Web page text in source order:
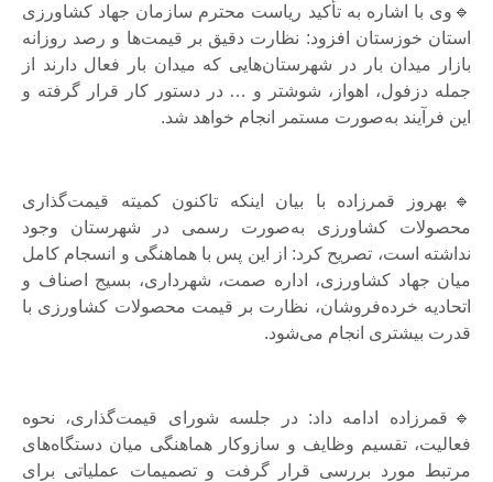
🔹وی با اشاره به تأکید ریاست محترم سازمان جهاد کشاورزی
استان خوزستان افزود: نظارت دقیق بر قیمت‌ها و رصد روزانه
بازار میدان بار در شهرستان‌هایی که میدان بار فعال دارند از
جمله دزفول، اهواز، شوشتر و … در دستور کار قرار گرفته و
این فرآیند به‌صورت مستمر انجام خواهد شد.
🔹بهروز قمرزاده با بیان اینکه تاکنون کمیته قیمت‌گذاری
محصولات کشاورزی به‌صورت رسمی در شهرستان وجود
نداشته است، تصریح کرد: از این پس با هماهنگی و انسجام کامل
میان جهاد کشاورزی، اداره صمت، شهرداری، بسیج اصناف و
اتحادیه خرده‌فروشان، نظارت بر قیمت محصولات کشاورزی با
قدرت بیشتری انجام می‌شود.
🔹قمرزاده ادامه داد: در جلسه شورای قیمت‌گذاری، نحوه
فعالیت، تقسیم وظایف و سازوکار هماهنگی میان دستگاه‌های
مرتبط مورد بررسی قرار گرفت و تصمیمات عملیاتی برای